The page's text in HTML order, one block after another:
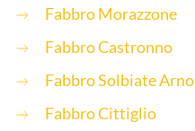
Fabbro Morazzone
Fabbro Castronno
Fabbro Solbiate Arno
Fabbro Cittiglio